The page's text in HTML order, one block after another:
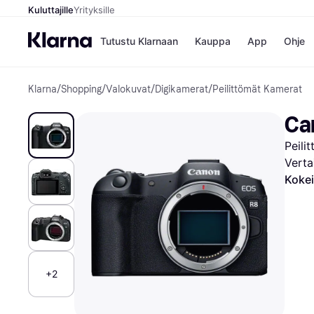
KuluttajilleYrityksille
Tutustu Klarnaan Kauppa
Kaupat
Gigantti
H&M
Peten
Wolt
App Ohje
Klarna/Shopping/Valokuvat/Digikamerat/Peilittömät Kamerat
+2